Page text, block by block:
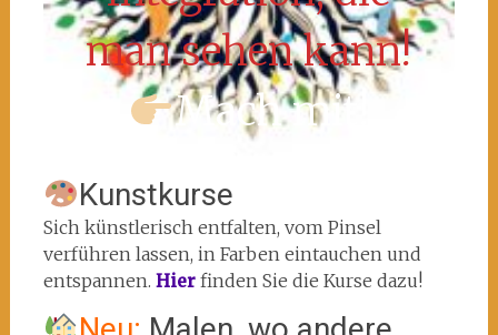
man sehen kann!
Mach mit!
Kunstkurse
Sich künstlerisch entfalten, vom Pinsel
verführen lassen, in Farben eintauchen und
entspannen. Hier finden Sie die Kurse dazu!